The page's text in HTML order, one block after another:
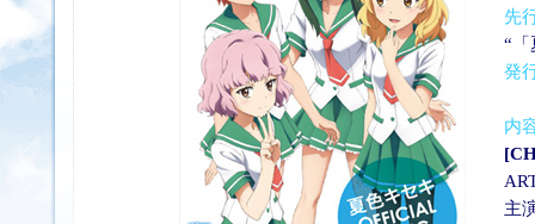
先
“
発
内
主